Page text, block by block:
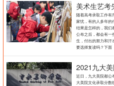
随着高考录取工作有
家忧，有的人多年的
结果是怎样的，我们
公布之后，都会有一
生，付出的努力和汗
要选择复读吗？下面
近日，九大美院都公
大美院文化录取分数